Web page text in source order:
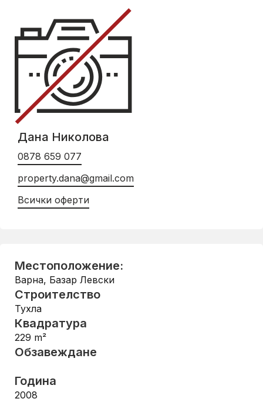
Дана Николова
0878 659 077
property.dana@gmail.com
Всички оферти
Местоположение:
Варна, Базар Левски
Строителство
Тухла
Квадратура
229 m²
Обзавеждане
Година
2008